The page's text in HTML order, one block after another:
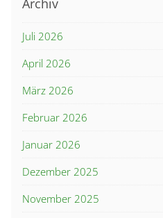
Archiv
Juli 2026
April 2026
März 2026
Februar 2026
Januar 2026
Dezember 2025
November 2025